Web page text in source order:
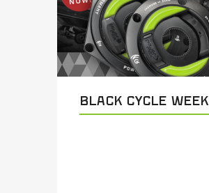
Black Cycle Week